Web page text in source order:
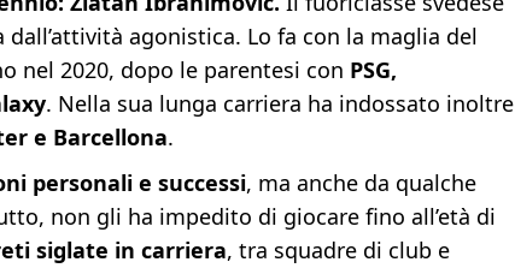
agonistica. Lo fa con la maglia del
nel 2020, dopo le parentesi con PSG,
. Nella sua lunga carriera ha indossato inoltre
e Barcellona.
personali e successi, ma anche da qualche
non gli ha impedito di giocare fino all’età di
siglate in carriera, tra squadre di club e